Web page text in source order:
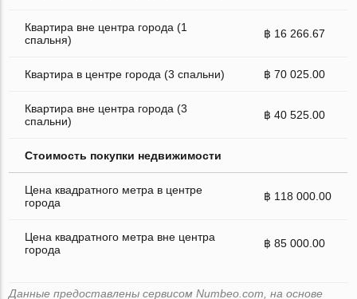
Квартира вне центра города (1
спальня)
฿ 16 266.67
Квартира в центре города (3 спальни) ฿ 70 025.00
Квартира вне центра города (3
спальни)
฿ 40 525.00
Стоимость покупки недвижимости
Цена квадратного метра в центре
города
฿ 118 000.00
Цена квадратного метра вне центра
города
฿ 85 000.00
Данные предоставлены сервисом Numbeo.com, на основе